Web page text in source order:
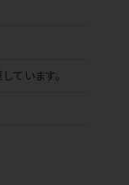
ています。